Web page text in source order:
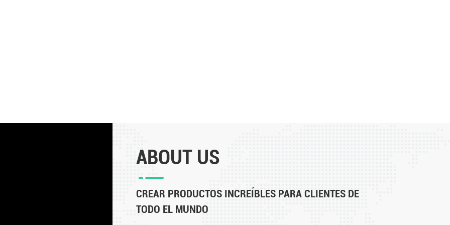
ABOUT US
CREAR PRODUCTOS INCREÍBLES PARA CLIENTES DE
TODO EL MUNDO